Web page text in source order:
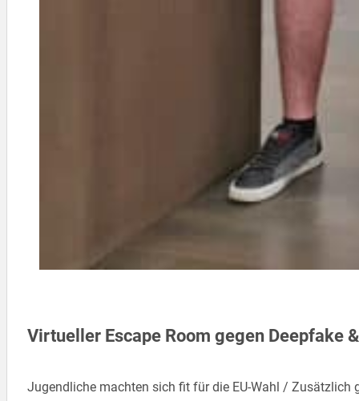
Virtueller Escape Room gegen Deepfake
Jugendliche machten sich fit für die EU-Wahl / Zusätzlich